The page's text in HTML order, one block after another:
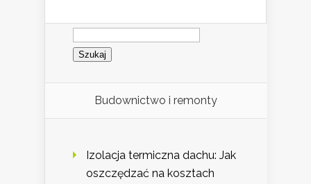
Szukaj:
Budownictwo i remonty
Izolacja termiczna dachu: Jak
oszczędzać na kosztach